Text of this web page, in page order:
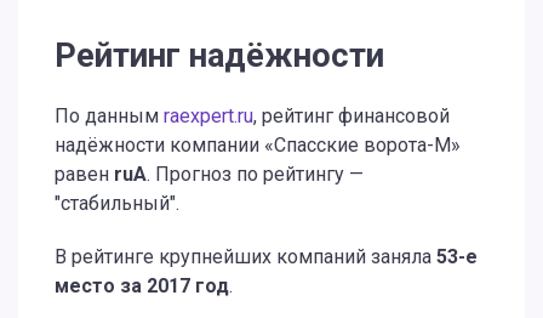
Рейтинг надёжности
По данным raexpert.ru, рейтинг финансовой
надёжности компании «Спасские ворота-М»
равен ruA. Прогноз по рейтингу —
"стабильный".
В рейтинге крупнейших компаний заняла 53-е
место за 2017 год.